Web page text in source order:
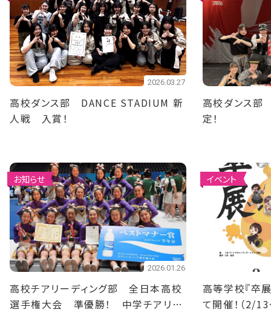
2026.03.27
高校ダンス部 DANCE STADIUM 新
人戦 入賞！
高校ダンス
定！
お知らせ
2026.01.26
高校チアリーディング部 全日本高校
選手権大会 準優勝！ 中学チアリー
イベント
高等学校『卒
て開催！（2/